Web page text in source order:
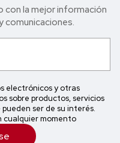
la mejor in formación
comunicaciones.
electrónicos y otras
sobre productos, servicios
ser de su interés.
cualquier momento